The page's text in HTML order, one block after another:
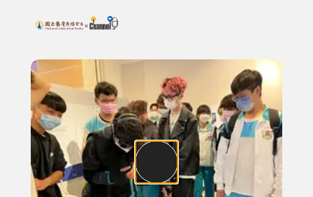
上方功能區塊
搜尋關鍵字：可輸入節目名稱、主持人或關鍵字